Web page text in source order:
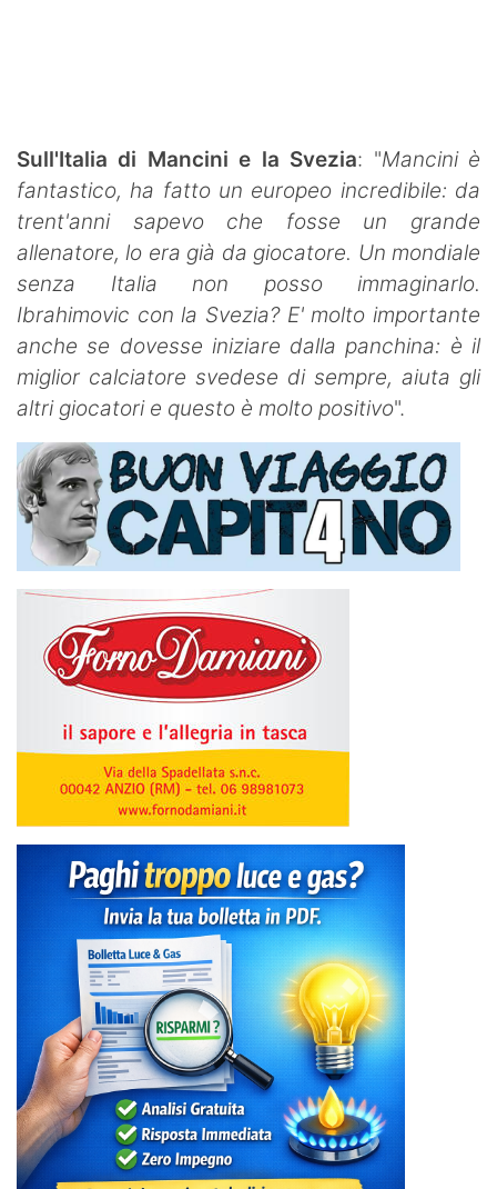
Sull'Italia di Mancini e la Svezia: "Manciniè
fantastico, ha fatto un europeo incredibile: da
trent'anni sapevo che fosse un grande
allenatore, lo era già da giocatore. Un mondiale
senza Italia non posso immaginarlo.
Ibrahimovic con la Svezia? E' molto importante
anche se dovesse iniziare dalla panchina: è il
miglior calciatore svedese di sempre, aiuta gli
altri giocatori e questo è molto positivo".